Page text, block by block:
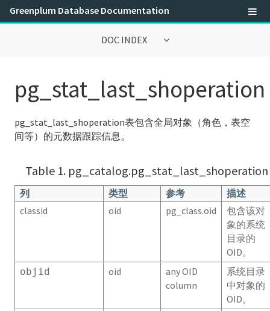
Greenplum Database Documentation
DOC INDEX
参考指南
SQL Command Reference
Greenplum环境变量
保留标识符和SQL关键字
系统表
pg_stat_last_shoperation
pg_stat_last_shoperation表包含全局对象（角色，表空
间等）的元数据跟踪信息。
Table 1. pg_catalog.pg_stat_last_shoperation
列 类型 参考
描述
classid
oid pg_class.oid
包含该对
象的系统
目录的
OID。
objid oid
any OID
column
系统目录
中对象的
OID。